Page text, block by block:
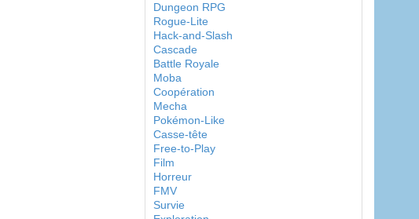
Dungeon RPG
Rogue-Lite
Hack-and-Slash
Cascade
Battle Royale
Moba
Coopération
Mecha
Pokémon-Like
Casse-tête
Free-to-Play
Film
Horreur
FMV
Survie